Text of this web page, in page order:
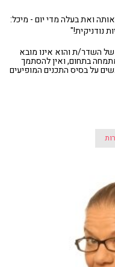
ואת בעלה מדי יום - מיכל:
נודניקית!"
השדר/ת והוא אינו מובא
בתחום, ואין להסתמך
על בסיס התכנים המופיעים